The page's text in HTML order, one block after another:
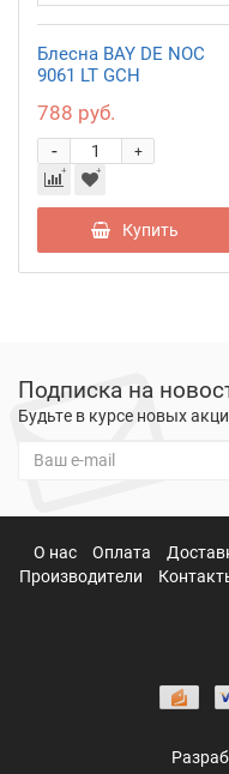
Блесна BAY DE NOC
9061 LT GCH
788 руб.
+
-
Купить
Подписка на
Будьте в курсе новых
О нас Оплата
Производители